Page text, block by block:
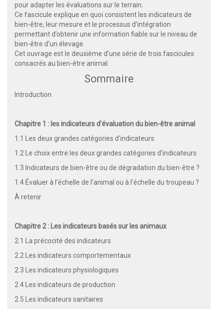
pour adapter les évaluations sur le terrain.
Ce fascicule explique en quoi consistent les indicateurs de
bien-être, leur mesure et le processus d’intégration
permettant d’obtenir une information fiable sur le niveau de
bien-être d’un élevage.
Cet ouvrage est le deuxième d’une série de trois fascicules
consacrés au bien-être animal.
Sommaire
Introduction
Chapitre 1 : les indicateurs d’évaluation du bien-être animal
1.1 Les deux grandes catégories d’indicateurs
1.2 Le choix entre les deux grandes catégories d’indicateurs
1.3 Indicateurs de bien-être ou de dégradation du bien-être ?
1.4 Évaluer à l’échelle de l’animal ou à l’échelle du troupeau ?
À retenir
Chapitre 2 : Les indicateurs basés sur les animaux
2.1 La précocité des indicateurs
2.2 Les indicateurs comportementaux
2.3 Les indicateurs physiologiques
2.4 Les indicateurs de production
2.5 Les indicateurs sanitaires